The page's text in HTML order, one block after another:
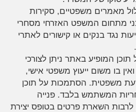
מאמרים משפטיים, סקירות
מתחום המשפט האזרחי מסחרי
נגד בנקים או קישורים לאתרי
המופיע באתר ניתן לצורכי
בו משום ייעוץ משפטי אישי,
משפטית. הסתמכות על תוכן
המשתמש בלבד. פנייה
השארת פרטים בטופס יצירת